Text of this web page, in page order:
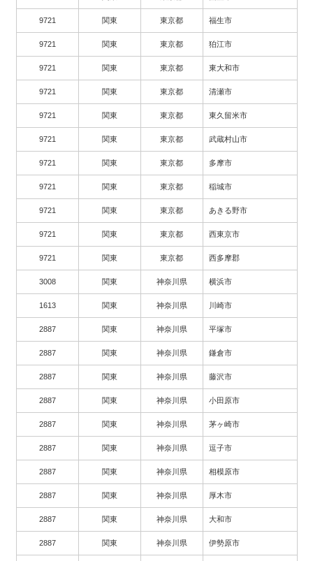
9721 関東 東京都 福生市
9721 関東 東京都 狛江市
9721 関東 東京都 東大和市
9721 関東 東京都 清瀬市
9721 関東 東京都 東久留米市
9721 関東 東京都 武蔵村山市
9721 関東 東京都 多摩市
9721 関東 東京都 稲城市
9721 関東 東京都 あきる野市
9721 関東 東京都 西東京市
9721 関東 東京都 西多摩郡
3008 関東 神奈川県 横浜市
1613 関東 神奈川県 川崎市
2887 関東 神奈川県 平塚市
2887 関東 神奈川県 鎌倉市
2887 関東 神奈川県 藤沢市
2887 関東 神奈川県 小田原市
2887 関東 神奈川県 茅ヶ崎市
2887 関東 神奈川県 逗子市
2887 関東 神奈川県 相模原市
2887 関東 神奈川県 厚木市
2887 関東 神奈川県 大和市
2887 関東 神奈川県 伊勢原市